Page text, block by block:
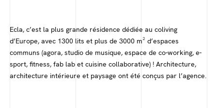
Ecla, c’est la plus grande résidence dédiée au coliving
d’Europe, avec 1300 lits et plus de 3000 m² d’espaces
communs (agora, studio de musique, espace de co-working, e-
sport, fitness, fab lab et cuisine collaborative) ! Architecture,
architecture intérieure et paysage ont été conçus par l’agence.